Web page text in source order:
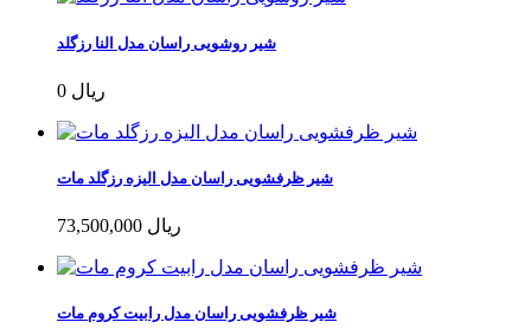
شیر روشویی راسان مدل النا رزگلد
0 ریال
شیر ظرفشویی راسان مدل الیزه رزگلد مات
73,500,000 ریال
شیر ظرفشویی راسان مدل رابیت کروم مات